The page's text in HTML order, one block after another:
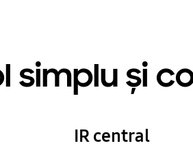
simplu și
IR central